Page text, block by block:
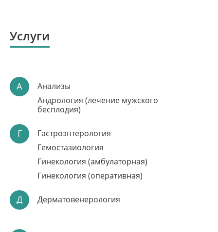
Услуги
А
Анализы
Андрология (лечение мужского
бесплодия)
Г
Гастроэнтерология
Гемостазиология
Гинекология (амбулаторная)
Гинекология (оперативная)
Д Дерматовенерология